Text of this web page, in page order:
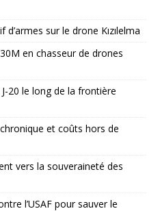
sur le drone Kızılelma
en chasseur de drones
20 le long de la frontière
et coûts hors de
vers la souveraineté des
l’USAF pour sauver le